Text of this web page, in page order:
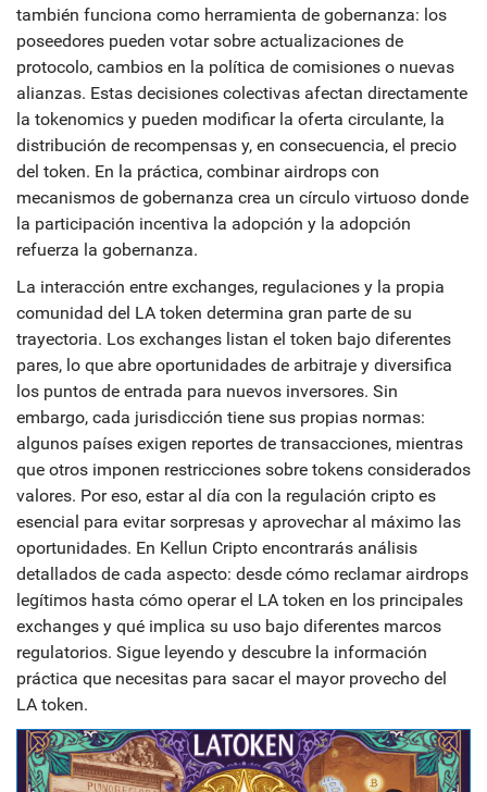
también funciona como herramienta de gobernanza: los
poseedores pueden votar sobre actualizaciones de
protocolo, cambios en la política de comisiones o nuevas
alianzas. Estas decisiones colectivas afectan directamente
la tokenomics y pueden modificar la oferta circulante, la
distribución de recompensas y, en consecuencia, el precio
del token. En la práctica, combinar airdrops con
mecanismos de gobernanza crea un círculo virtuoso donde
la participación incentiva la adopción y la adopción
refuerza la gobernanza.
La interacción entre exchanges, regulaciones y la propia
comunidad del LA token determina gran parte de su
trayectoria. Los exchanges listan el token bajo diferentes
pares, lo que abre oportunidades de arbitraje y diversifica
los puntos de entrada para nuevos inversores. Sin
embargo, cada jurisdicción tiene sus propias normas:
algunos países exigen reportes de transacciones, mientras
que otros imponen restricciones sobre tokens considerados
valores. Por eso, estar al día con la regulación cripto es
esencial para evitar sorpresas y aprovechar al máximo las
oportunidades. En Kellun Cripto encontrarás análisis
detallados de cada aspecto: desde cómo reclamar airdrops
legítimos hasta cómo operar el LA token en los principales
exchanges y qué implica su uso bajo diferentes marcos
regulatorios. Sigue leyendo y descubre la información
práctica que necesitas para sacar el mayor provecho del
LA token.